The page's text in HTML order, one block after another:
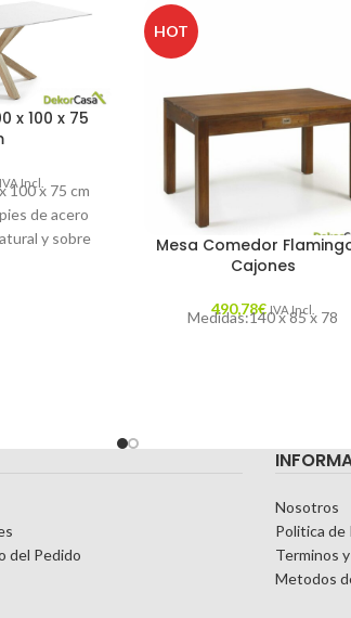
x 100 x 75
IVA Incl.
100 x 75 cm
de acero
y sobre
HOT
Mesa Comedor
Cajones
490,78€ IVA Incl.
Medidas:140 x 85 x 78
del Pedido
Nosotros
Politica de
Terminos
Metodos